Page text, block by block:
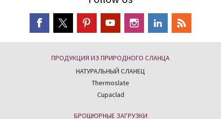
ПРОДУКЦИЯ ИЗ ПРИРОДНОГО СЛАНЦА
НАТУРАЛЬНЫЙ СЛАНЕЦ
Thermoslate
Cupaclad
БРОШЮРНЫЕ ЗАГРУЗКИ